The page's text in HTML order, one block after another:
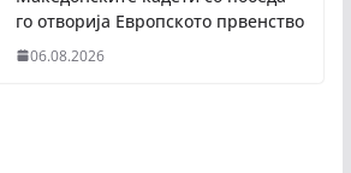
го отворија Европското првенство
06.08.2026